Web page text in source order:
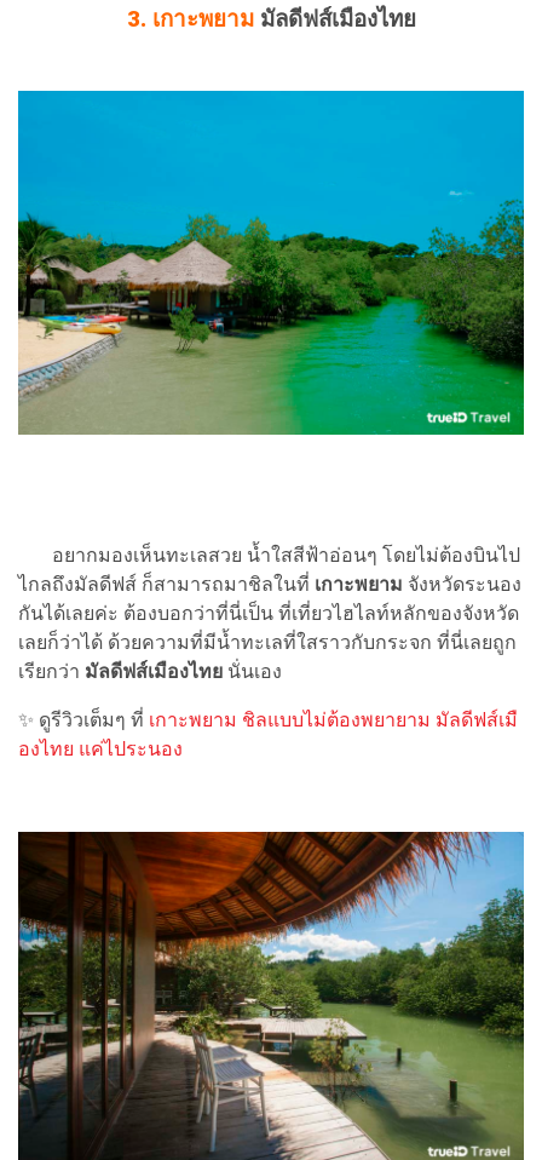
3. เกาะพยาม มัลดีฟส์เมืองไทย
อยากมองเห็นทะเลสวย น้ำใสสีฟ้าอ่อนๆ โดยไม่ต้องบินไป
ไกลถึงมัลดีฟส์ ก็สามารถมาชิลในที่ เกาะพยาม จังหวัดระนอง
กันได้เลยค่ะ ต้องบอกว่าที่นี่เป็น ที่เที่ยวไฮไลท์หลักของจังหวัด
เลยก็ว่าได้ ด้วยความที่มีน้ำทะเลที่ใสราวกับกระจก ที่นี่เลยถูก
เรียกว่า มัลดีฟส์เมืองไทย นั่นเอง
✨ ดูรีวิวเต็มๆ ที่ เกาะพยาม ชิลแบบไม่ต้องพยายาม มัลดีฟส์เมื
องไทย แค่ไประนอง